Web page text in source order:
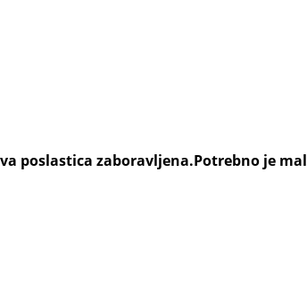
poslastica zaboravljena.Potrebno je